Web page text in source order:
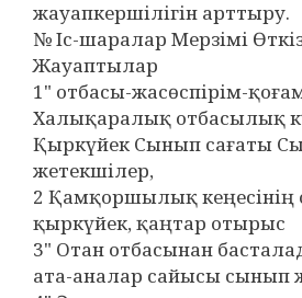
жауапкершілігін арттыру.
№ Іс-шаралар Мерзімі
Жауаптылар
1" отбасы-жасөспірім-
Халықаралық отбасылық
Қыркүйек Сынып сағаты
жетекшілер,
2 Қамқоршылық
қыркүйек, қаңтар отырыс
3" Отан отбасынан
ата-аналар сайысы сынып